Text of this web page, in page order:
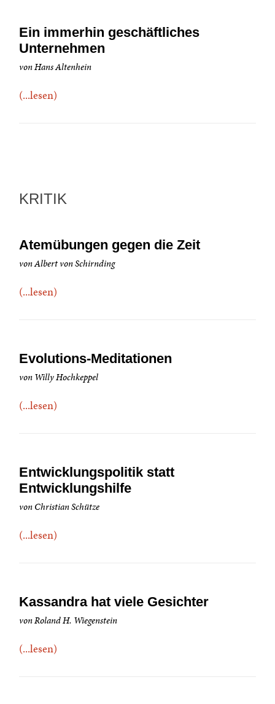
Ein immerhin geschäftliches
Unternehmen
von Hans Altenhein
(...lesen)
KRITIK
Atemübungen gegen die Zeit
von Albert von Schirnding
(...lesen)
Evolutions-Meditationen
von Willy Hochkeppel
(...lesen)
Entwicklungspolitik statt
Entwicklungshilfe
von Christian Schütze
(...lesen)
Kassandra hat viele Gesichter
von Roland H. Wiegenstein
(...lesen)